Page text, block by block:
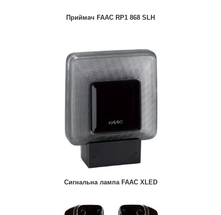
Приймач FAAC RP1 868 SLH
Сигнальна лампа FAAC XLED